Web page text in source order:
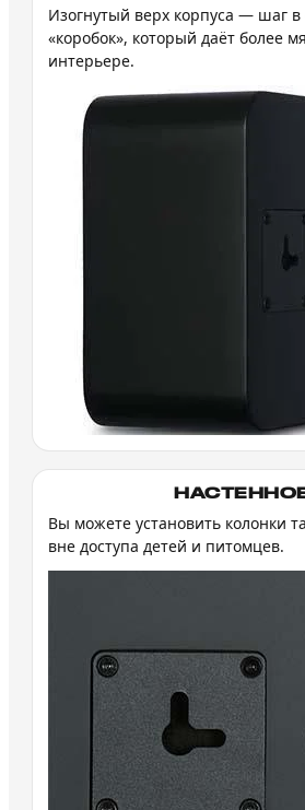
Изогнутый верх корпуса — шаг в
«коробок», который даёт более
интерьере.
Вы можете установить колонки
вне доступа детей и питомцев.